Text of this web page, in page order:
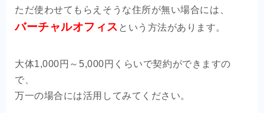
ただ使わせてもらえそうな住所が無い場合には、
バーチャルオフィス という方法があります。
大体1,000円～5,000円くらいで契約ができますの
で、
万一の場合には活用してみてください。